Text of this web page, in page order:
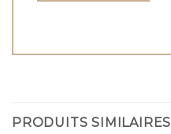
PRODUITS SIMILAIRES